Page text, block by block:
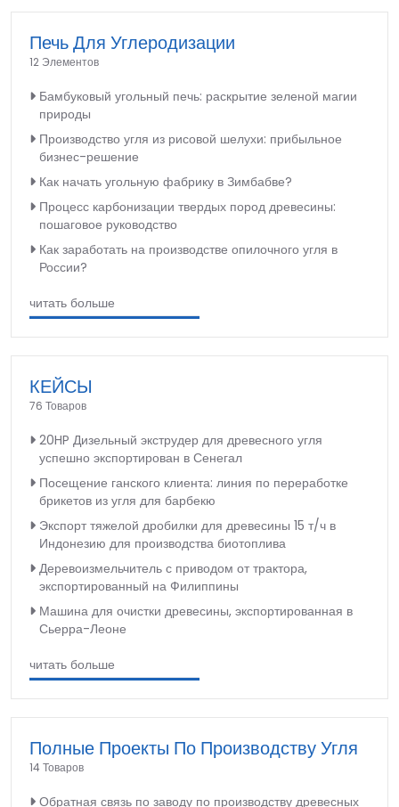
Печь Для Углеродизации
12 Элементов
Бамбуковый угольный печь: раскрытие зеленой магии
природы
Производство угля из рисовой шелухи: прибыльное
бизнес-решение
Как начать угольную фабрику в Зимбабве?
Процесс карбонизации твердых пород древесины:
пошаговое руководство
Как заработать на производстве опилочного угля в
России?
читать больше
КЕЙСЫ
76 Товаров
20HP Дизельный экструдер для древесного угля
успешно экспортирован в Сенегал
Посещение ганского клиента: линия по переработке
брикетов из угля для барбекю
Экспорт тяжелой дробилки для древесины 15 т/ч в
Индонезию для производства биотоплива
Деревоизмельчитель с приводом от трактора,
экспортированный на Филиппины
Машина для очистки древесины, экспортированная в
Сьерра-Леоне
читать больше
Полные Проекты По Производству Угля
14 Товаров
Обратная связь по заводу по производству древесных